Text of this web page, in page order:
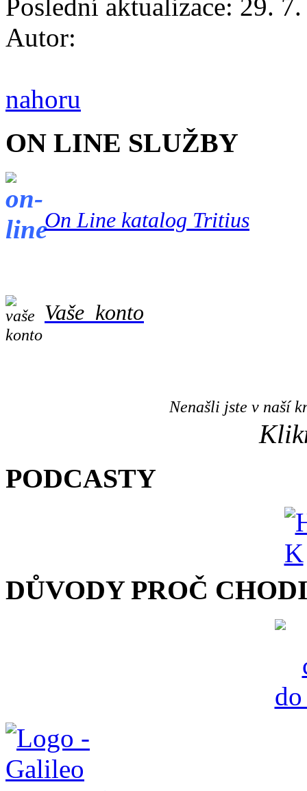
Poslední aktualizace: 29.
Autor:
nahoru
ON LINE SLUŽBY
On Line katalog Tritius
Vaše konto
Nenašli jste v naší
PODCASTY
DŮVODY PROČ